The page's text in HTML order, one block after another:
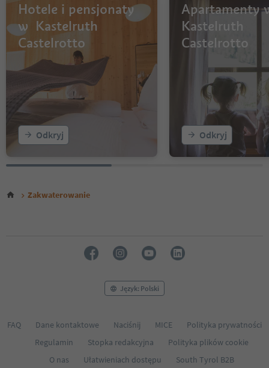
Hotele i pensjonaty
w Kastelruth
Castelrotto
Odkryj
Apartamenty
Kastelruth
Castelrotto
Odkryj
Zakwaterowanie
Język: Polski
FAQ Dane kontaktowe Naciśnij MICE
Polityka prywatności
Regulamin
Stopka redakcyjna
Polityka plików cookie
O nas
Ułatwieniach dostępu South Tyrol B2B